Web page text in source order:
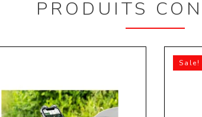
PRODUITS
Sale!